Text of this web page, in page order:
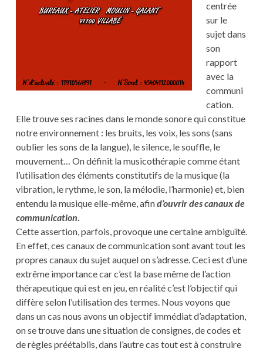
centrée
sur le
sujet dans
son
rapport
avec la
communi
cation.
Elle trouve ses racines dans le monde sonore qui constitue
notre environnement : les bruits, les voix, les sons (sans
oublier les sons de la langue), le silence, le souffle, le
mouvement… On définit la musicothérapie comme étant
l’utilisation des éléments constitutifs de la musique (la
vibration, le rythme, le son, la mélodie, l’harmonie) et, bien
entendu la musique elle-même, afind’ouvrir des canaux de
communication.
Cette assertion, parfois, provoque une certaine ambiguïté.
En effet, ces canaux de communication sont avant tout les
propres canaux du sujet auquel on s’adresse. Ceci est d’une
extrême importance car c’est la base même de l’action
thérapeutique qui est en jeu, en réalité c’est l’objectif qui
diffère selon l’utilisation des termes. Nous voyons que
dans un cas nous avons un objectif immédiat d’adaptation,
on se trouve dans une situation de consignes, de codes et
de règles préétablis, dans l’autre cas tout est à construire